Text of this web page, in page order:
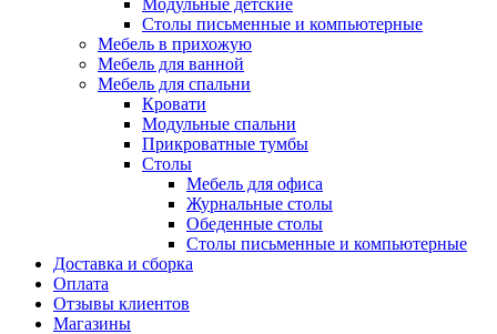
Модульные детские
Столы письменные и компьютерные
Мебель в прихожую
Мебель для ванной
Мебель для спальни
Кровати
Модульные спальни
Прикроватные тумбы
Столы
Мебель для офиса
Журнальные столы
Обеденные столы
Столы письменные и компьютерные
Доставка и сборка
Оплата
Отзывы клиентов
Магазины